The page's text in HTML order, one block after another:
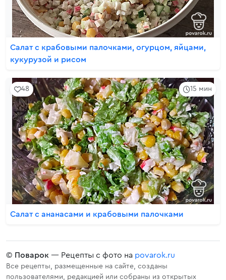
Салат с крабовыми палочками, огурцом, яйцами,
кукурузой и рисом
15 мин
48
Салат с ананасами и крабовыми палочками
© Поварок — Рецепты с фото на povarok.ru
Все рецепты, размещенные на сайте, созданы
пользователями, редакцией или собраны из открытых